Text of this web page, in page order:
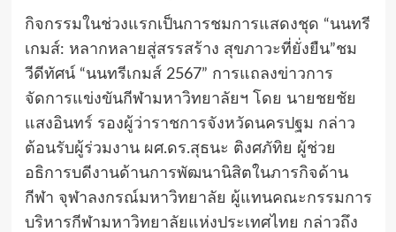
กิจกรรมในช่วงแรกเป็นการชมการแสดงชุด “นนทรี
เกมส์: หลากหลายสู่สรรสร้าง สุขภาวะที่ยั่งยืน”ชม
วีดีทัศน์ “นนทรีเกมส์ 2567” การแถลงข่าวการ
จัดการแข่งขันกีฬามหาวิทยาลัยฯ โดย นายชยชัย
แสงอินทร์ รองผู้ว่าราชการจังหวัดนครปฐม กล่าว
ต้อนรับผู้ร่วมงาน ผศ.ดร.สุธนะ ติงศภัทิย ผู้ช่วย
อธิการบดีงานด้านการพัฒนานิสิตในภารกิจด้าน
กีฬา จุฬาลงกรณ์มหาวิทยาลัย ผู้แทนคณะกรรมการ
บริหารกีฬามหาวิทยาลัยแห่งประเทศไทย กล่าวถึง